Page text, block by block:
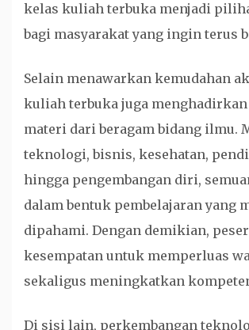
kelas kuliah terbuka menjadi
bagi masyarakat yang ingin terus
Selain menawarkan kemudahan
kuliah terbuka juga menghadirkan
materi dari beragam bidang ilmu.
teknologi, bisnis, kesehatan,
hingga pengembangan diri,
dalam bentuk pembelajaran yang
dipahami. Dengan demikian,
kesempatan untuk memperluas
sekaligus meningkatkan
Di sisi lain, perkembangan